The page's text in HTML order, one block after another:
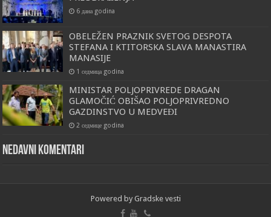
6 дана godina
OBELEŽEN PRAZNIK SVETOG DESPOTA
STEFANA I KTITORSKA SLAVA MANASTIRA
MANASIJE
1 седмица godina
MINISTAR POLJOPRIVREDE DRAGAN
GLAMOČIĆ OBIŠAO POLJOPRIVREDNO
GAZDINSTVO U MEDVEĐI
2 седмице godina
Nedavni komentari
Powered by Gradske vesti